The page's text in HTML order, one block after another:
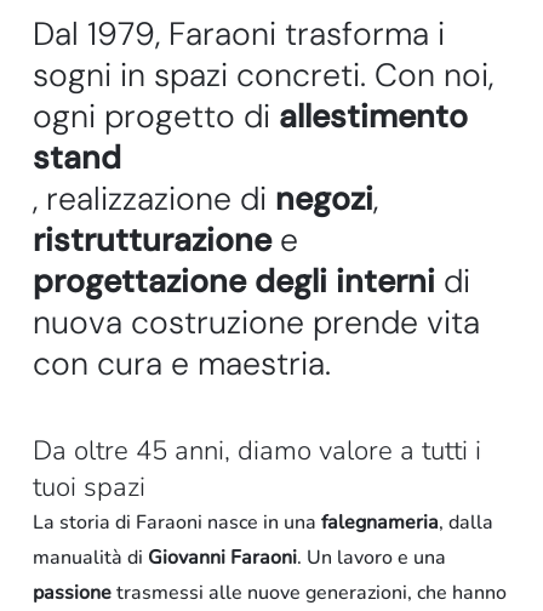
Dal 1979, Faraoni trasforma i
sogni in spazi concreti. Con noi,
ogni progetto di allestimento
stand
, realizzazione di negozi,
ristrutturazione e
progettazione degli interni di
nuova costruzione prende vita
con cura e maestria.
Da oltre 45 anni, diamo valore a tutti i
tuoi spazi
La storia di Faraoni nasce in una falegnameria, dalla
manualità di Giovanni Faraoni. Un lavoroe una
passionetrasmessi alle nuove generazioni, che hanno